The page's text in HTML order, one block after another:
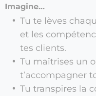
Imagine…
Tu te lèves
et les
tes clients.
Tu maîtrises un
t’accompagner
Tu transpires la